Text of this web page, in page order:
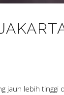
lebih